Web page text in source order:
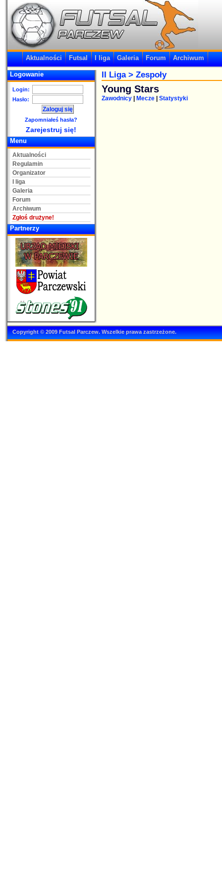
Aktualności Futsal I liga Galeria Forum Archiwum
Logowanie
Login:
Hasło:
Zapomniałeś hasła?
Zarejestruj się!
Menu
Aktualności
Regulamin
Organizator
I liga
Galeria
Forum
Archiwum
Zgłoś drużyne!
Partnerzy
II Liga> Zespoły
Young Stars
Zawodnicy Mecze Statystyki
Copyright © 2009 Futsal Parczew. Wszelkie prawa zastrzeżone.